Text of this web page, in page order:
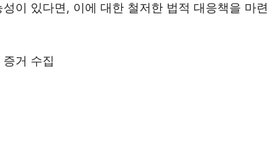
이 있다면, 이에 대한 철저한 법적 대응책을 마련
거 수집